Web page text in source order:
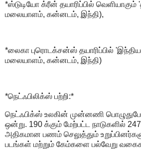
*ஸ்டுடியோ க்ரீன் தயாரிப்பில்
மலையாளம், கன்னடம், இந்தி),
*லைகா புரொடக்சன்ஸ் தயாரிப்பில்
மலையாளம், கன்னடம், இந்தி)
*நெட்ஃபிலிக்ஸ் பற்றி:*
நெட்ஃபிக்ஸ் உலகின் முன்னணி
ஒன்று. 190 க்கும் மேற்பட்ட நாடுகளில்
அதிகமான பணம் செலுத்தும்
படங்கள் மற்றும் கேம்களை பல்வேறு